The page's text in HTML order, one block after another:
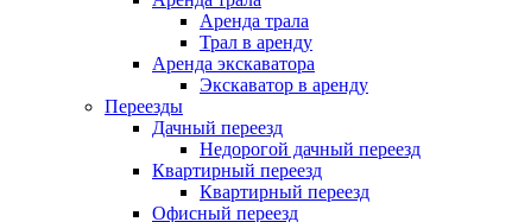
Аренда трала
Трал в аренду
Аренда экскаватора
Экскаватор в аренду
Переезды
Дачный переезд
Недорогой дачный переезд
Квартирный переезд
Квартирный переезд
Офисный переезд